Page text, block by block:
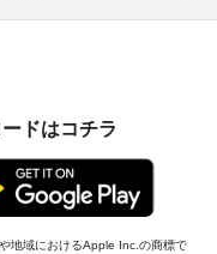
ドはコチラ
地域におけるApple Inc.の商標で